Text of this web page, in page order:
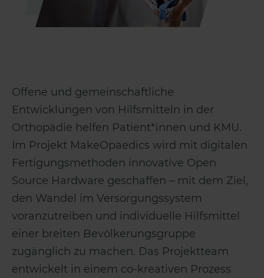
Offene und gemeinschaftliche
Entwicklungen von Hilfsmitteln in der
Orthopädie helfen Patient*innen und KMU.
Im Projekt MakeOpaedics wird mit digitalen
Fertigungsmethoden innovative Open
Source Hardware geschaffen – mit dem Ziel,
den Wandel im Versorgungssystem
voranzutreiben und individuelle Hilfsmittel
einer breiten Bevölkerungsgruppe
zugänglich zu machen. Das Projektteam
entwickelt in einem co-kreativen Prozess